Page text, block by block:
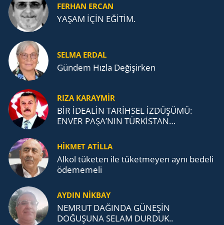
FERHAN ERCAN
YAŞAM İÇİN EĞİTİM.
SELMA ERDAL
Gündem Hızla Değişirken
RIZA KARAYMIR
BİR İDEALİN TARİHSEL İZDÜŞÜMÜ:
ENVER PAŞA’NIN TÜRKİSTAN
TEŞKİLATI’NA UZANAN MİRASI
HİKMET ATİLLA
Alkol tü­ke­ten ile tü­ket­me­yen aynı be­de­li
öde­me­me­li
AYDIN NİKBAY
NEMRUT DAĞINDA GÜNEŞİN
DOĞUŞUNA SELAM DURDUK..